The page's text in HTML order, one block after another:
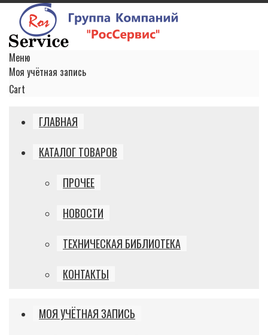
Меню
Моя учётная запись
Cart
ГЛАВНАЯ
КАТАЛОГ ТОВАРОВ
ПРОЧЕЕ
НОВОСТИ
ТЕХНИЧЕСКАЯ БИБЛИОТЕКА
КОНТАКТЫ
МОЯ УЧЁТНАЯ ЗАПИСЬ